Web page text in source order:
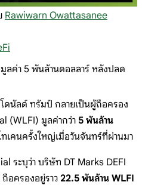
Rawiwarn Owattasanee
ลค่า 5 พันล้านดอลลาร์ หลังปลด
ดนัลด์ ทรัมป์ กลายเป็นผู้ถือครอง
(WLFI) มูลค่ากว่า 5 พันล้าน
เคนครั้งใหญ่เมื่อวันจันทร์ที่ผ่านมา
ระบุว่า บริษัท DT Marks DEFI
อครองอยู่ราว 22.5 พันล้าน WLFI